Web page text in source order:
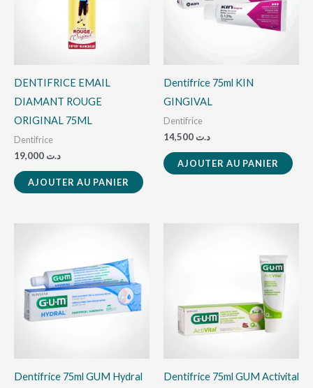
DENTIFRICE EMAIL
DIAMANT ROUGE
ORIGINAL 75ML
Dentifrice
د.ت
AJOUTER AU PANIER
Dentifrice 75ml KIN
GINGIVAL
Dentifrice
د.ت
AJOUTER AU PANIER
Dentifrice 75ml GUM Hydral
Dentifrice 75ml GUM Activital